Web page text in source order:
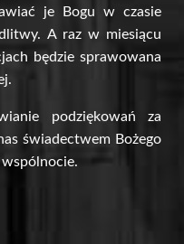
je Bogu w czasie
A raz w miesiącu
będzie sprawowana
podziękowań za
świadectwem Bożego
wspólnocie.